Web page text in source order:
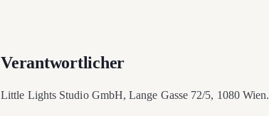
Verantwortlicher
Little Lights Studio GmbH, Lange Gasse 72/5, 1080 Wien.